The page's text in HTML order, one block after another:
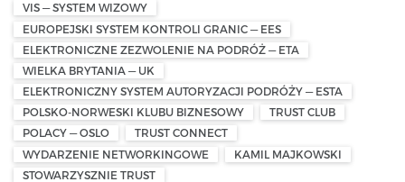
VIS — SYSTEM WIZOWY
EUROPEJSKI SYSTEM KONTROLI GRANIC — EES
ELEKTRONICZNE ZEZWOLENIE NA PODRÓŻ — ETA
WIELKA BRYTANIA — UK
ELEKTRONICZNY SYSTEM AUTORYZACJI PODRÓŻY — ESTA
POLSKO-NORWESKI KLUBU BIZNESOWY
TRUST CLUB
POLACY — OSLO
TRUST CONNECT
WYDARZENIE NETWORKINGOWE
KAMIL MAJKOWSKI
STOWARZYSZNIE TRUST